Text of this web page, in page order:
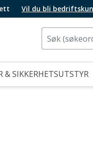
Vil du bli
& SIKKERHETSUTSTYR